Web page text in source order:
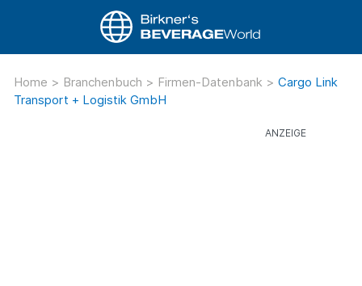
Home > Branchenbuch > Firmen-Datenbank > Cargo Link
Transport + Logistik GmbH